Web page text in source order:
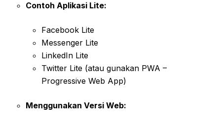
Contoh Aplikasi Lite:
Facebook Lite
Messenger Lite
LinkedIn Lite
Twitter Lite (atau gunakan PWA –
Progressive Web App)
Menggunakan Versi Web: